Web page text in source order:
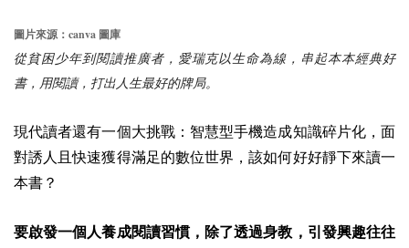
圖片來源： canva 圖庫
從貧困少年到閱讀推廣者，愛瑞克以生命為線，串起本本經典好
書，用閱讀，打出人生最好的牌局。
現代讀者還有一個大挑戰：智慧型手機造成知識碎片化，面
對誘人且快速獲得滿足的數位世界，該如何好好靜下來讀一
本書？
要啟發一個人養成閱讀習慣，除了透過身教，引發興趣往往